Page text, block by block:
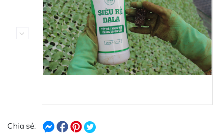
Chia sẻ: